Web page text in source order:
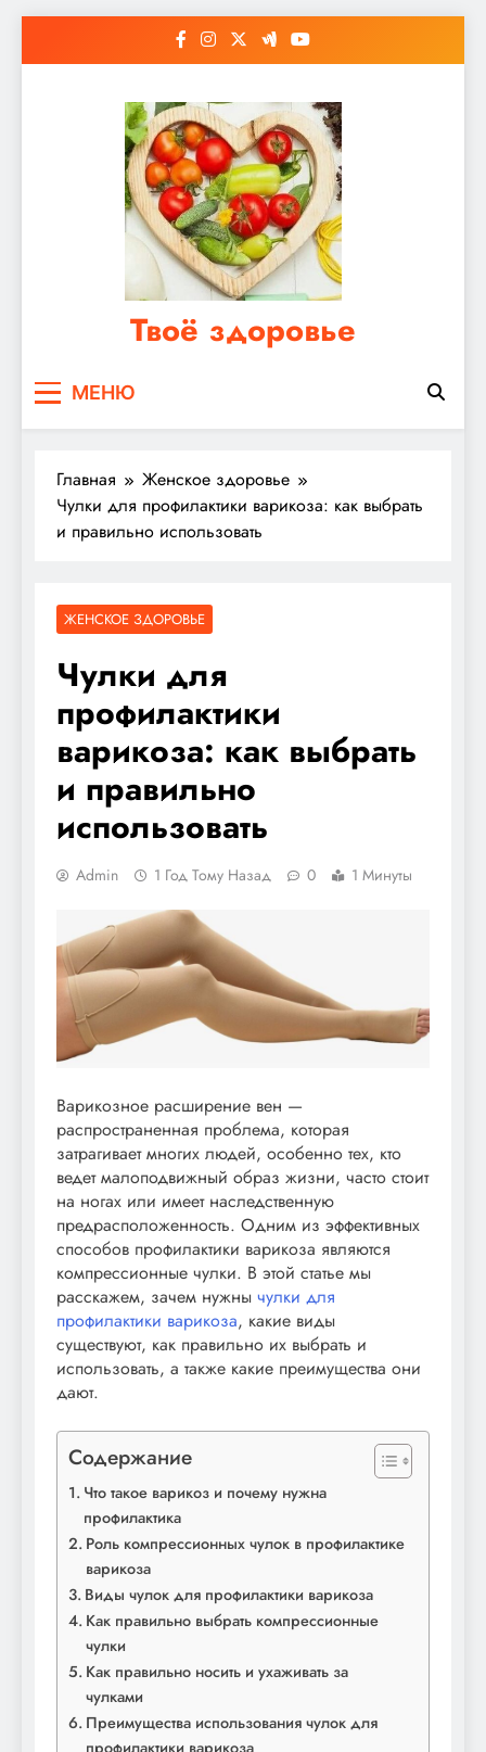
Твоё здоровье
мужском здоровье
МЕНЮ
Главная
Женское здоровье
Чулки для профилактики варикоза: как выбрать
и правильно использовать
ЖЕНСКОЕ ЗДОРОВЬЕ
Чулки для
профилактики
варикоза: как выбрать
и правильно
использовать
Admin 1 Год Тому Назад 0 1 Минуты
Варикозное расширение вен —
распространенная проблема, которая
затрагивает многих людей, особенно тех, кто
ведет малоподвижный образ жизни, часто стоит
на ногах или имеет наследственную
предрасположенность. Одним из эффективных
способов профилактики варикоза являются
компрессионные чулки. В этой статье мы
расскажем, зачем нужны чулки для
профилактики варикоза, какие виды
существуют, как правильно их выбрать и
использовать, а также какие преимущества они
дают.
Содержание
Что такое варикоз и почему нужна
профилактика
Роль компрессионных чулок в профилактике
варикоза
Виды чулок для профилактики варикоза
Как правильно выбрать компрессионные
чулки
Как правильно носить и ухаживать за
чулками
Преимущества использования чулок для